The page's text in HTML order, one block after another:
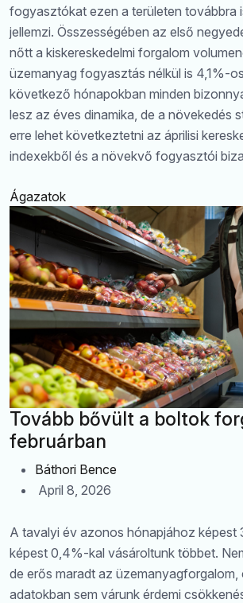
fogyasztókat ezen a területen továbbra
jellemzi. Összességében az első
nőtt a kiskereskedelmi forgalom
üzemanyag fogyasztás nélkül is 4,1%-
következő hónapokban minden
lesz az éves dinamika, de a növekedés
erre lehet következtetni az áprilisi
indexekből és a növekvő fogyasztói
Ágazatok
Tovább bővült a boltok
februárban
Báthori Bence
April 8, 2026
A tavalyi év azonos hónapjához képest
képest 0,4%-kal vásároltunk többet.
de erős maradt az üzemanyagforgalom,
adatokban sem várunk érdemi